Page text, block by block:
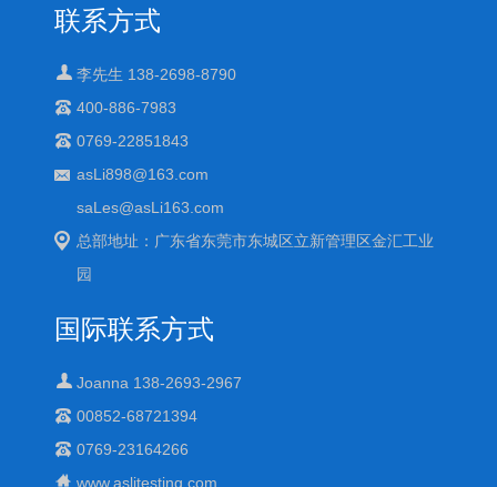
联系方式
李先生 138-2698-8790
400-886-7983
0769-22851843
asLi898@163.com
saLes@asLi163.com
总部地址：广东省东莞市东城区立新管理区金汇工业
园
国际联系方式
Joanna 138-2693-2967
00852-68721394
0769-23164266
www.aslitesting.com